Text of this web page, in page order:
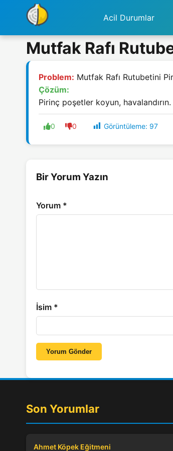
Acil Durumlar
Mutfak Rafı
Problem: Mutfak Rafı Rutubetini
Çözüm:
Pirinç poşetler koyun,
0 0 Görüntüleme: 97
Bir Yorum Yazın
Yorum *
İsim *
Yorum Gönder
Son Yorumlar
Ahmet Köpek Eğitmeni